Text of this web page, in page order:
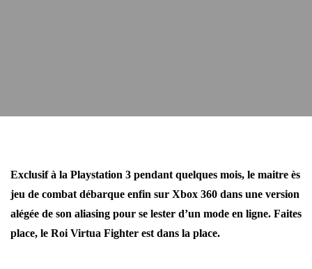
Exclusif à la Playstation 3 pendant quelques mois, le maitre ès
jeu de combat débarque enfin sur Xbox 360 dans une version
alégée de son aliasing pour se lester d’un mode en ligne. Faites
place, le Roi Virtua Fighter est dans la place.